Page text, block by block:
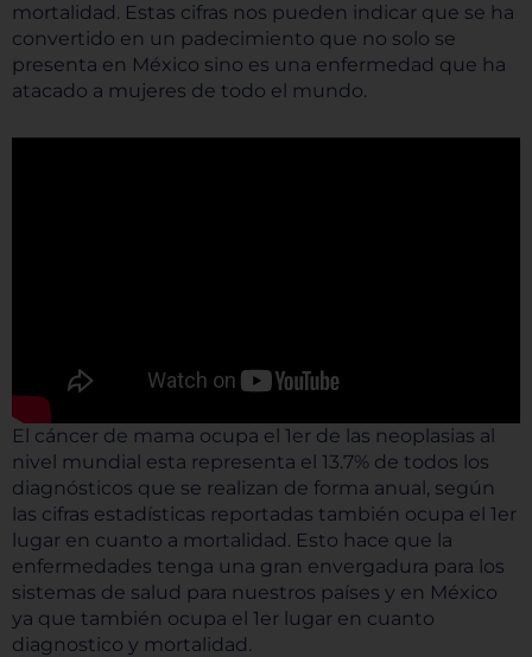
mortalidad. Estas cifras nos pueden indicar que se ha
convertido en un padecimiento que no solo se
presenta en México sino es una enfermedad que ha
atacado a mujeres de todo el mundo.
El cáncer de mama ocupa el 1er de las neoplasias al
nivel mundial esta representa el 13.7% de todos los
diagnósticos que se realizan de forma anual, según
las cifras estadísticas reportadas también ocupa el 1er
lugar en cuanto a mortalidad. Esto hace que la
enfermedades tenga una gran envergadura para los
sistemas de salud para nuestros países y en México
ya que también ocupa el 1er lugar en cuanto
diagnostico y mortalidad.